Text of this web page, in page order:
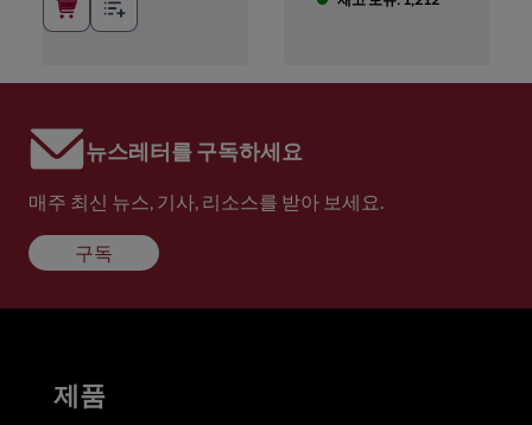
뉴스레터를 구독하세요
매주 최신 뉴스, 기사, 리소스를 받아 보세요.
구독
제품